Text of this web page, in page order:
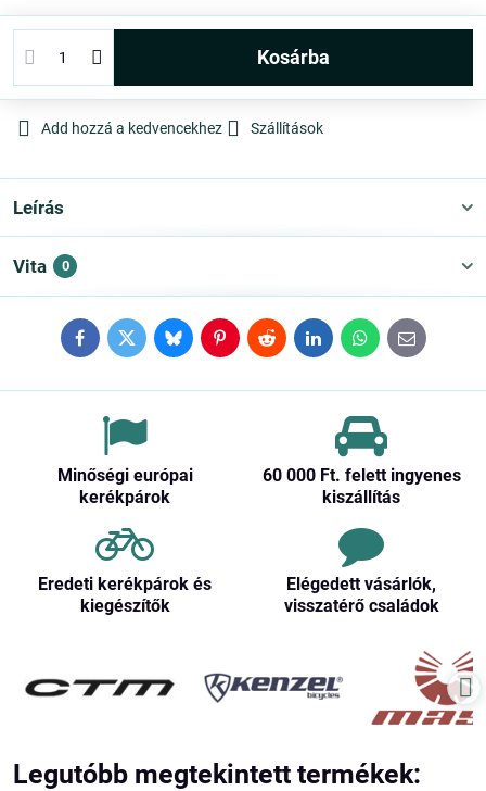
kosárba
Add hozzá a kedvencekhez Szállítások
Leírás
Vita 0
FacebookTwitterBlueskyPinterestRedditLinkedInWhatsApp
E-
mail
Minőségi európai
kerékpárok
60 000 Ft​. felett ingyenes
kiszállítás
Eredeti kerékpárok és
kiegészítők
Elégedett vásárlók,
visszatérő családok
Legutóbb megtekintett termékek: